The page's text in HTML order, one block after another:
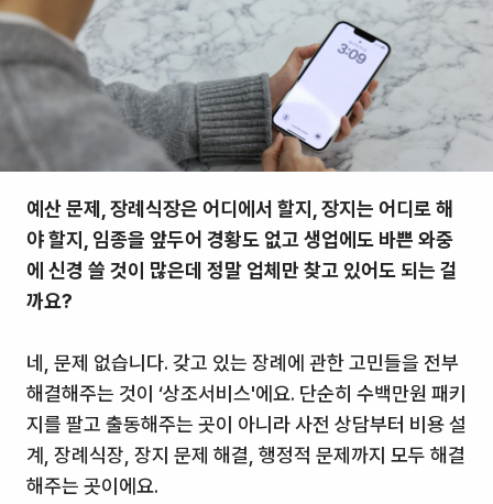
예산 문제, 장례식장은 어디에서 할지, 장지는 어디로 해
야 할지, 임종을 앞두어 경황도 없고 생업에도 바쁜 와중
에 신경 쓸 것이 많은데 정말 업체만 찾고 있어도 되는 걸
까요?
네, 문제 없습니다. 갖고 있는 장례에 관한 고민들을 전부
해결해주는 것이 ‘상조서비스'에요. 단순히 수백만원 패키
지를 팔고 출동해주는 곳이 아니라 사전 상담부터 비용 설
계, 장례식장, 장지 문제 해결, 행정적 문제까지 모두 해결
해주는 곳이에요.